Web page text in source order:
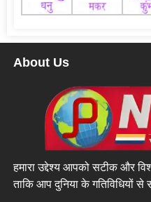
About Us
हमारा उद्देश्य आपको सटीक और
ताकि आप दुनिया के गतिविधियों